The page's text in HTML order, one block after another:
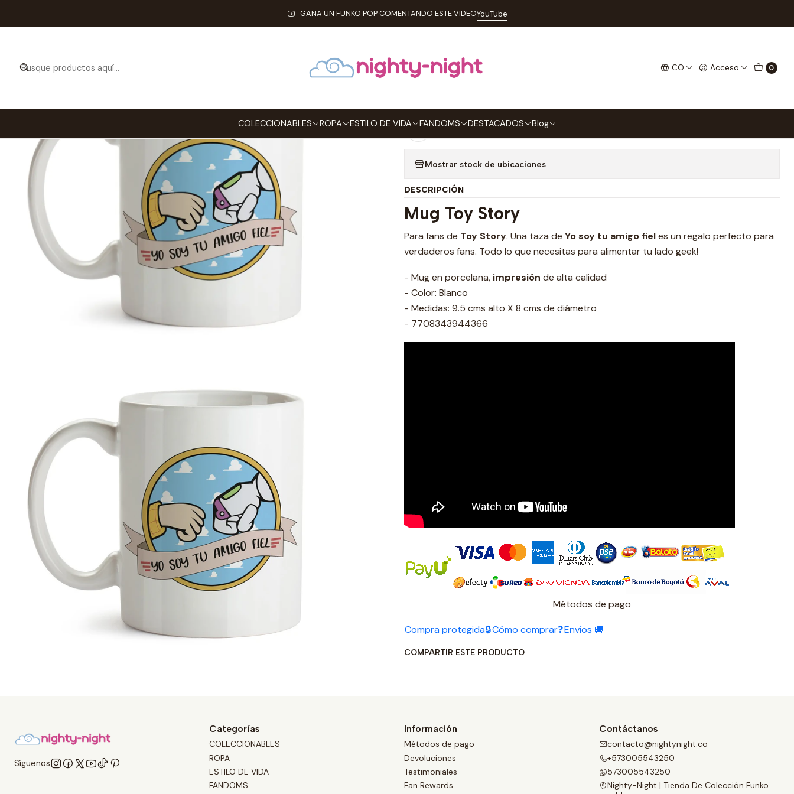
CO Acceso 0
COLECCIONABLES ROPA ESTILO DE VIDA FANDOMS DESTACADOS Blog
GANA UN FUNKO POP COMENTANDO ESTE VIDEOYouTube
ESTILO DE VIDA MUGS Mug Toy Story Yo Soy Tu Amigo Fiel
Mug Toy Story Yo Soy Tu Amigo Fiel
Agregar a la lista de favoritos
Mostrar stock de ubicaciones
DESCRIPCIÓN
Mug Toy Story
Para fans de Toy Story. Una taza de Yo soy tu amigo fieles un regalo perfecto para
verdaderos fans. Todo lo que necesitas para alimentar tu lado geek!
- Mug en porcelana, impresión de alta calidad
- Color: Blanco
- Medidas: 9.5 cms alto X 8 cms de diámetro
- 7708343944366
Métodos de pago
Compra protegida🔒Cómo comprar❓Envíos 🚚
COMPARTIR ESTE PRODUCTO
Síguenos
Categorías
COLECCIONABLES
ROPA
ESTILO DE VIDA
FANDOMS
Información
Métodos de pago
Devoluciones
Testimoniales
Fan Rewards
Contáctanos
contacto@nightynight.co
+573005543250
573005543250
Nighty-Night | Tienda De Colección Funko